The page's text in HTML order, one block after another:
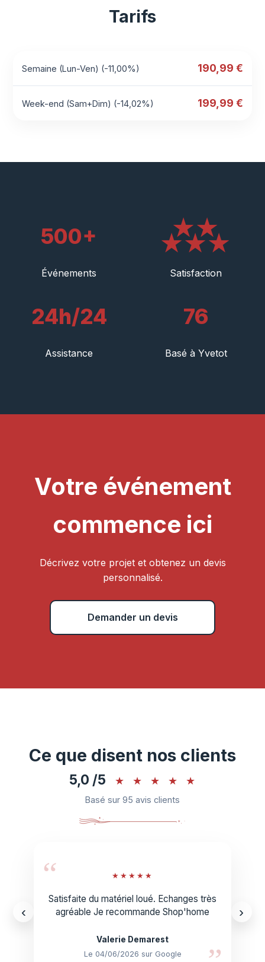
Tarifs
Semaine (Lun-Ven) (-11,00%) 190,99 €
Week-end (Sam+Dim) (-14,02%) 199,99 €
500+
Événements
★★
★★★
Satisfaction
24h/24
Assistance
76
Basé à Yvetot
Votre événement
commence ici
Décrivez votre projet et obtenez un devis
personnalisé.
Demander un devis
Ce que disent nos clients
5,0 /5 ★ ★ ★ ★ ★
Basé sur 95 avis clients
‹
★ ★ ★ ★ ★
“
Satisfaite du matériel loué. Echanges très
agréable Je recommande Shop'home
Valerie Demarest
Le 04/06/2026 sur Google
›